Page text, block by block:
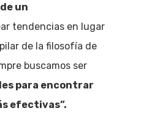
un
tendencias en lugar
de la filosofía de
buscamos ser
para encontrar
efectivas”.